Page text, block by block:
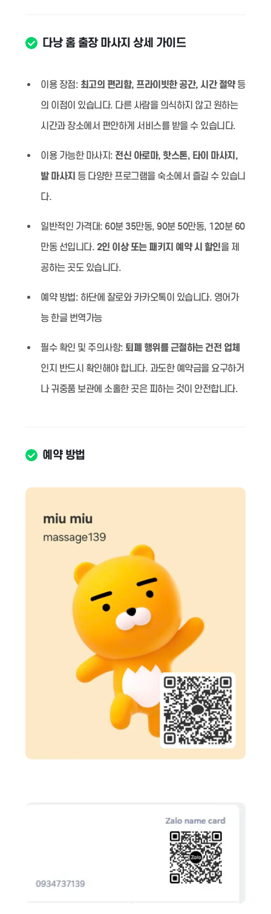
다낭 홈 출장 마사지 상세 가이드
이용 장점: 최고의 편리함, 프라이빗한 공간, 시간 절약등
의 이점이 있습니다. 다른 사람을 의식하지 않고 원하는
시간과 장소에서 편안하게 서비스를 받을 수 있습니다.
이용 가능한 마사지: 전신 아로마, 핫스톤, 타이 마사지,
발 마사지 등 다양한 프로그램을 숙소에서 즐길 수 있습니
다.
일반적인 가격대: 60분 35만동, 90분 50만동, 120분 60
만동 선입니다. 2인 이상 또는 패키지 예약 시 할인을 제
공하는 곳도 있습니다.
예약 방법: 하단에 잘로와 카카오톡이 있습니다. 영어가
능 한글 번역가능
필수 확인 및 주의사항: 퇴폐 행위를 근절하는 건전 업체
인지 반드시 확인해야 합니다. 과도한 예약금을 요구하거
나 귀중품 보관에 소홀한 곳은 피하는 것이 안전합니다.
예약 방법